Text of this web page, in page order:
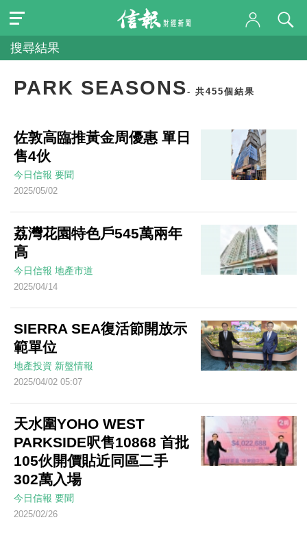
搜尋結果
PARK SEASONS- 共455個結果
佐敦高臨推黃金周優惠 單日
售4伙
今日信報 要聞
2025/05/02
荔灣花園特色戶545萬兩年
高
今日信報 地產市道
2025/04/14
SIERRA SEA復活節開放示
範單位
地產投資 新盤情報
2025/04/02 05:07
天水圍YOHO WEST
PARKSIDE呎售10868 首批
105伙開價貼近同區二手
302萬入場
今日信報 要聞
2025/02/26